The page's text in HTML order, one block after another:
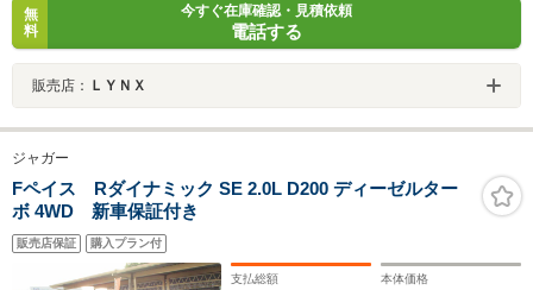
無
料
今すぐ在庫確認・見積依頼
電話する
販売店： ＬＹＮＸ
ジャガー
Fペイス Rダイナミック SE 2.0L D200 ディーゼルター
ボ 4WD 新車保証付き
販売店保証 購入プラン付
支払総額 本体価格